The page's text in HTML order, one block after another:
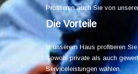
Profitieren auch Sie von
Die Vorteile
In unserem Haus profitieren
Sowohl private als auch
Serviceleistungen wählen.